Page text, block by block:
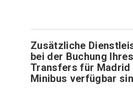
Zusätzliche
bei der Buchung
Transfers für Madrid
Minibus verfügbar